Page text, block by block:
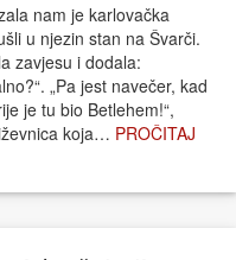
nam je karlovačka
u njezin stan na Švarči.
zavjesu i dodala:
„Pa jest navečer, kad
je tu bio Betlehem!“,
koja… PROČITAJ